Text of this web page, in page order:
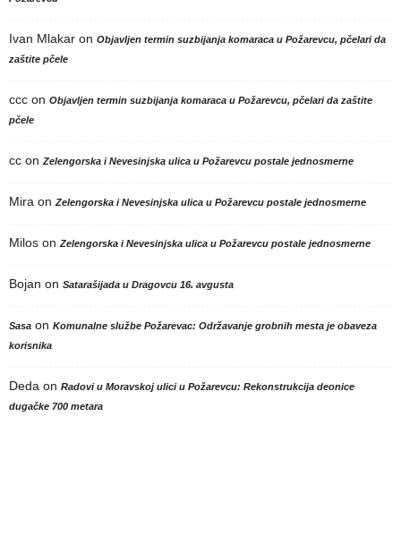
Ivan Mlakar on Objavljen termin suzbijanja komaraca u Požarevcu, pčelari da
zaštite pčele
ccc on Objavljen termin suzbijanja komaraca u Požarevcu, pčelari da zaštite
pčele
cc onZelengorska i Nevesinjska ulica u Požarevcu postale jednosmerne
Mira onZelengorska i Nevesinjska ulica u Požarevcu postale jednosmerne
Milos onZelengorska i Nevesinjska ulica u Požarevcu postale jednosmerne
Bojan on Satarašijada u Dragovcu 16. avgusta
Sasa on Komunalne službe Požarevac: Održavanje grobnih mesta je obaveza
korisnika
Deda on Radovi u Moravskoj ulici u Požarevcu: Rekonstrukcija deonice
dugačke 700 metara